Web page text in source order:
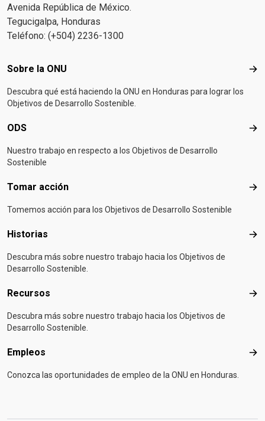
Avenida República de México.
Tegucigalpa, Honduras
Teléfono: (+504) 2236-1300
Footer menu
Sobre la ONU
Descubra qué está haciendo la ONU en Honduras para lograr los
Objetivos de Desarrollo Sostenible.
ODS
Nuestro trabajo en respecto a los Objetivos de Desarrollo
Sostenible
Tomar acción
Tomemos acción para los Objetivos de Desarrollo Sostenible
Historias
Descubra más sobre nuestro trabajo hacia los Objetivos de
Desarrollo Sostenible.
Recursos
Descubra más sobre nuestro trabajo hacia los Objetivos de
Desarrollo Sostenible.
Empleos
Conozca las oportunidades de empleo de la ONU en Honduras.